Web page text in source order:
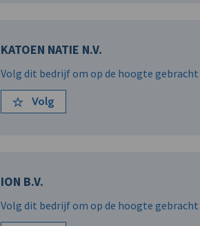
KATOEN NATIE N.V.
Volg dit bedrijf om op de hoogte gebracht
Volg
ION B.V.
Volg dit bedrijf om op de hoogte gebracht